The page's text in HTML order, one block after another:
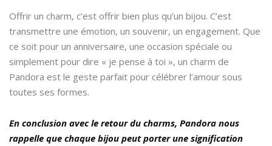
Offrir un charm, c’est offrir bien plus qu’un bijou. C’est
transmettre une émotion, un souvenir, un engagement. Que
ce soit pour un anniversaire, une occasion spéciale ou
simplement pour dire « je pense à toi », un charm de
Pandora est le geste parfait pour célébrer l’amour sous
toutes ses formes.
En conclusion avec le retour du charms, Pandora nous
rappelle que chaque bijou peut porter une signification